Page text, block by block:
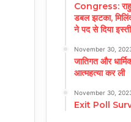
Congress:
डबल झटका,
ने पद से दिया
November 30,
जातिगत और
आत्महत्या कर ली
November 30,
Exit Poll